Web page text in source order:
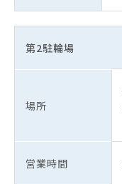
第2駐輪場
場所
営業時間